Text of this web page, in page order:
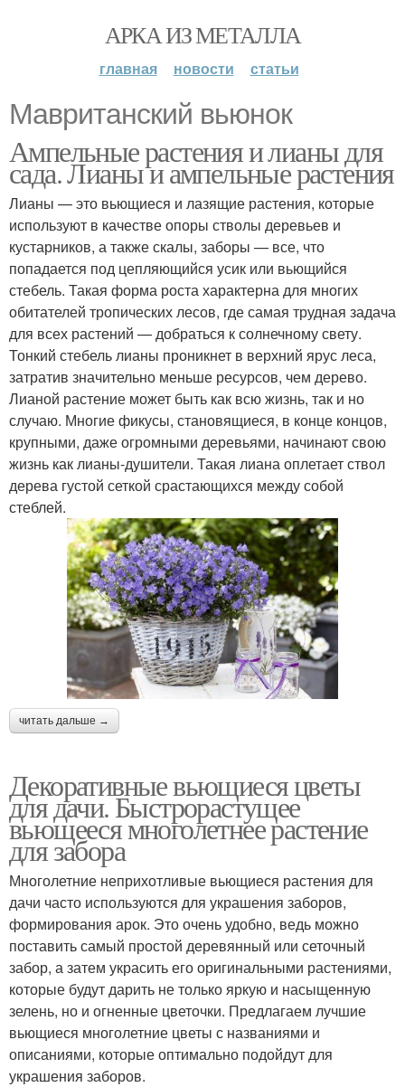
АРКА ИЗ МЕТАЛЛА
главная новости статьи
Мавританский вьюнок
Ампельные растения и лианы для
сада. Лианы и ампельные растения
Лианы — это вьющиеся и лазящие растения, которые
используют в качестве опоры стволы деревьев и
кустарников, а также скалы, заборы — все, что
попадается под цепляющийся усик или вьющийся
стебель. Такая форма роста характерна для многих
обитателей тропических лесов, где самая трудная задача
для всех растений — добраться к солнечному свету.
Тонкий стебель лианы проникнет в верхний ярус леса,
затратив значительно меньше ресурсов, чем дерево.
Лианой растение может быть как всю жизнь, так и но
случаю. Многие фикусы, становящиеся, в конце концов,
крупными, даже огромными деревьями, начинают свою
жизнь как лианы-душители. Такая лиана оплетает ствол
дерева густой сеткой срастающихся между собой
стеблей.
читать дальше →
Декоративные вьющиеся цветы
для дачи. Быстрорастущее
вьющееся многолетнее растение
для забора
Многолетние неприхотливые вьющиеся растения для
дачи часто используются для украшения заборов,
формирования арок. Это очень удобно, ведь можно
поставить самый простой деревянный или сеточный
забор, а затем украсить его оригинальными растениями,
которые будут дарить не только яркую и насыщенную
зелень, но и огненные цветочки. Предлагаем лучшие
вьющиеся многолетние цветы с названиями и
описаниями, которые оптимально подойдут для
украшения заборов.